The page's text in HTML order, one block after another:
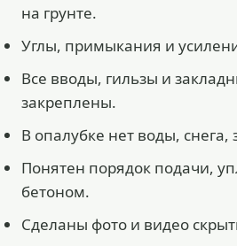
на грунте.
Углы, примыкания и
Все вводы, гильзы и
закреплены.
В опалубке нет воды, снега,
Понятен порядок подачи,
бетоном.
Сделаны фото и видео